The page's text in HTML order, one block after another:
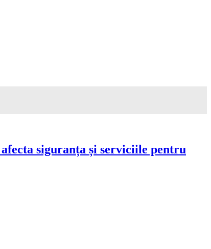
siguranța și serviciile pentru